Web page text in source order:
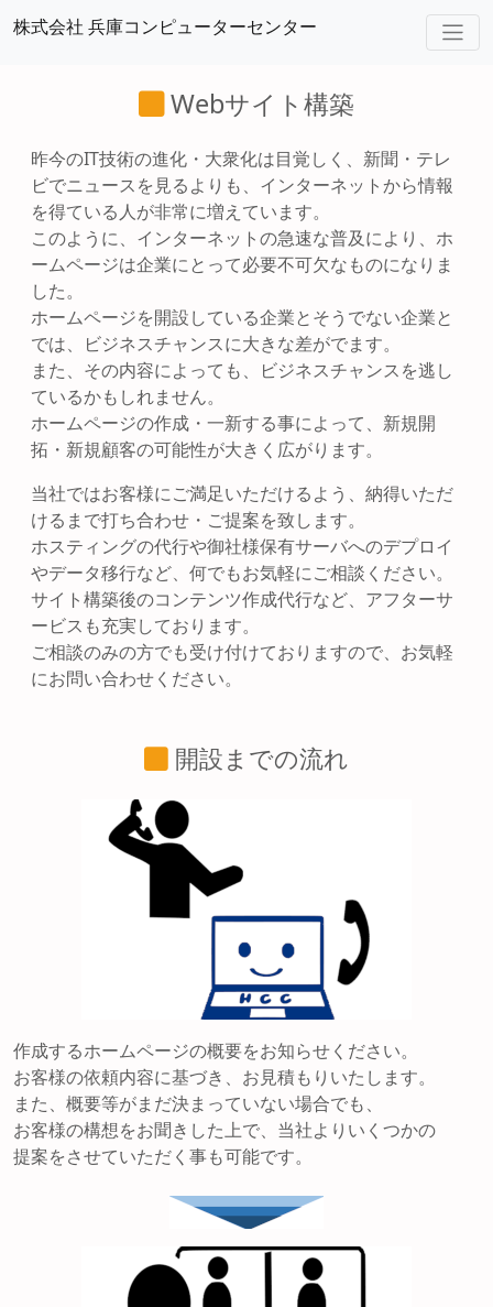
株式会社 兵庫コンピューターセンター
Webサイト構築
昨今のIT技術の進化・大衆化は目覚しく、新聞・テレ
ビでニュースを見るよりも、インターネットから情報
を得ている人が非常に増えています。
このように、インターネットの急速な普及により、ホ
ームページは企業にとって必要不可欠なものになりま
した。
ホームページを開設している企業とそうでない企業と
では、ビジネスチャンスに大きな差がでます。
また、その内容によっても、ビジネスチャンスを逃し
ているかもしれません。
ホームページの作成・一新する事によって、新規開
拓・新規顧客の可能性が大きく広がります。
当社ではお客様にご満足いただけるよう、納得いただ
けるまで打ち合わせ・ご提案を致します。
ホスティングの代行や御社様保有サーバへのデプロイ
やデータ移行など、何でもお気軽にご相談ください。
サイト構築後のコンテンツ作成代行など、アフターサ
ービスも充実しております。
ご相談のみの方でも受け付けておりますので、お気軽
にお問い合わせください。
開設までの流れ
作成するホームページの概要をお知らせください。
お客様の依頼内容に基づき、お見積もりいたします。
また、概要等がまだ決まっていない場合でも、
お客様の構想をお聞きした上で、当社よりいくつかの
提案をさせていただく事も可能です。